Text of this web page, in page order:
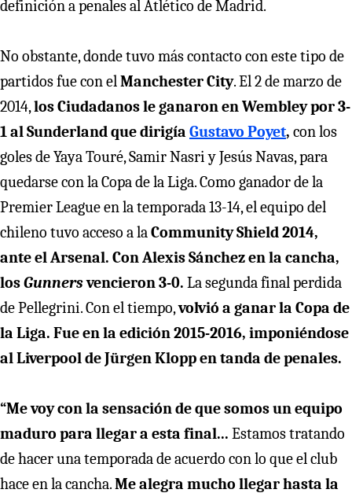
definición a penales al Atlético de Madrid.
No obstante, donde tuvo más contacto con este tipo de
partidos fue con elManchester City. El 2 de marzo de
2014,los Ciudadanos le ganaron en Wembley por 3-
1 al Sunderland que dirigía Gustavo Poyet, con los
goles de Yaya Touré, Samir Nasri y Jesús Navas, para
quedarse con la Copa de la Liga. Como ganador de la
Premier League en la temporada 13-14, el equipo del
chileno tuvo acceso a laCommunity Shield 2014,
ante el Arsenal. Con Alexis Sánchez en la cancha,
losGunnersvencieron 3-0. La segunda final perdida
de Pellegrini. Con el tiempo,volvió a ganar la Copa de
la Liga. Fue en la edición 2015-2016, imponiéndose
al Liverpool de Jürgen Klopp en tanda de penales.
“Me voy con la sensación de que somos un equipo
maduro para llegar a esta final... Estamos tratando
de hacer una temporada de acuerdo con lo que el club
hace en la cancha.Me alegra mucho llegar hasta la